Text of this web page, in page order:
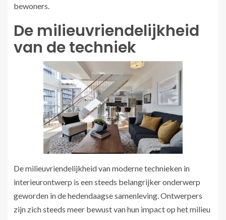
bewoners.
De milieuvriendelijkheid
van de techniek
De milieuvriendelijkheid van moderne technieken in
interieurontwerp is een steeds belangrijker onderwerp
geworden in de hedendaagse samenleving. Ontwerpers
zijn zich steeds meer bewust van hun impact op het milieu